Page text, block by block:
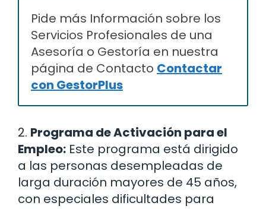
Pide más Información sobre los
Servicios Profesionales de una
Asesoría o Gestoría en nuestra
página de Contacto Contactar
con GestorPlus
2. Programa de Activación para el
Empleo: Este programa está dirigido
a las personas desempleadas de
larga duración mayores de 45 años,
con especiales dificultades para